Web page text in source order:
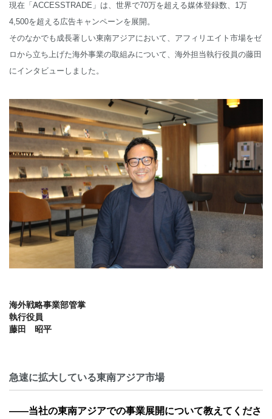
現在「ACCESSTRADE」は、世界で70万を超える媒体登録数、1万
4,500を超える広告キャンペーンを展開。
そのなかでも成長著しい東南アジアにおいて、アフィリエイト市場をゼ
ロから立ち上げた海外事業の取組みについて、海外担当執行役員の藤田
にインタビューしました。
海外戦略事業部管掌
執行役員
藤田 昭平
急速に拡大している東南アジア市場
――当社の東南アジアでの事業展開について教えてくださ